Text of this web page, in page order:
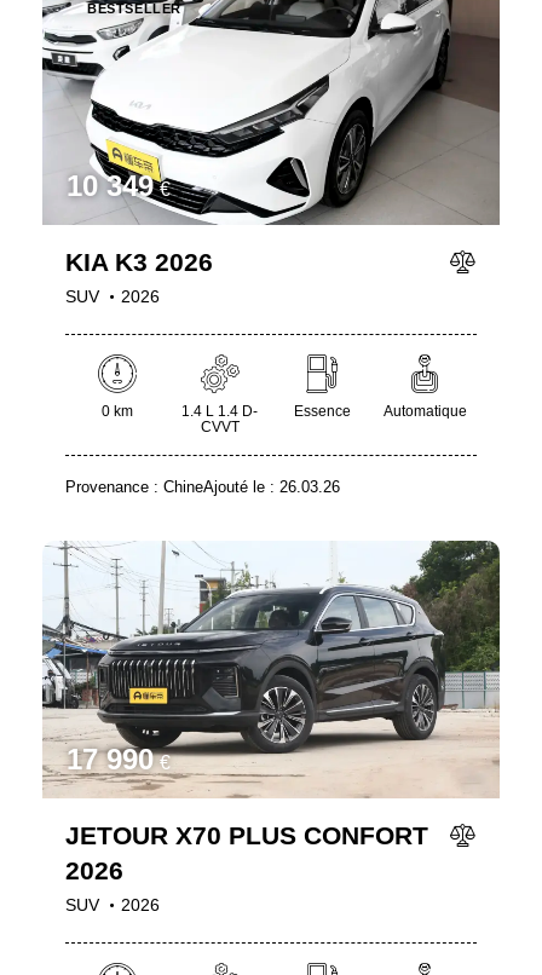
BESTSELLER
10 349 €
KIA K3 2026
SUV 2026
0 km
1.4 L 1.4 D-
CVVT
Essence Automatique
Provenance : ChineAjouté le : 26.03.26
17 990 €
JETOUR X70 PLUS CONFORT
2026
SUV 2026